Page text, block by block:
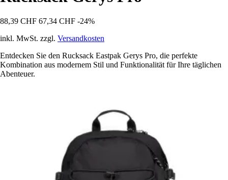
88,39 CHF 67,34 CHF -24%
inkl. MwSt. zzgl. Versandkosten
Entdecken Sie den Rucksack Eastpak Gerys Pro, die perfekte
Kombination aus modernem Stil und Funktionalität für Ihre täglichen
Abenteuer.